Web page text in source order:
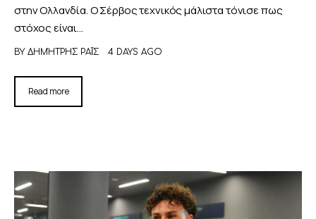
στην Ολλανδία. Ο Σέρβος τεχνικός μάλιστα τόνισε πως
στόχος είναι…
BY ΔΗΜΉΤΡΗΣ ΡΑΪ́Σ 4 DAYS AGO
Read more